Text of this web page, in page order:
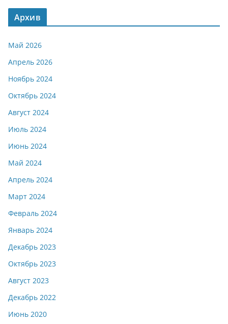
Архив
Май 2026
Апрель 2026
Ноябрь 2024
Октябрь 2024
Август 2024
Июль 2024
Июнь 2024
Май 2024
Апрель 2024
Март 2024
Февраль 2024
Январь 2024
Декабрь 2023
Октябрь 2023
Август 2023
Декабрь 2022
Июнь 2020